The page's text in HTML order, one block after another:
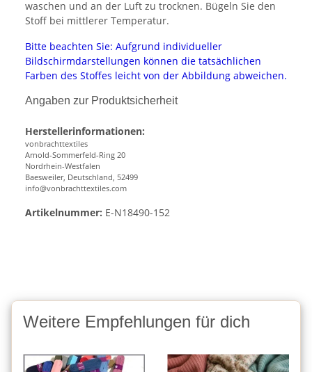
waschen und an der Luft zu trocknen. Bügeln Sie den
Stoff bei mittlerer Temperatur.
Bitte beachten Sie: Aufgrund individueller
Bildschirmdarstellungen können die tatsächlichen
Farben des Stoffes leicht von der Abbildung abweichen.
Angaben zur Produktsicherheit
Herstellerinformationen:
vonbrachttextiles
Arnold-Sommerfeld-Ring 20
Nordrhein-Westfalen
Baesweiler, Deutschland, 52499
info@vonbrachttextiles.com
Artikelnummer: E-N18490-152
Weitere Empfehlungen für dich